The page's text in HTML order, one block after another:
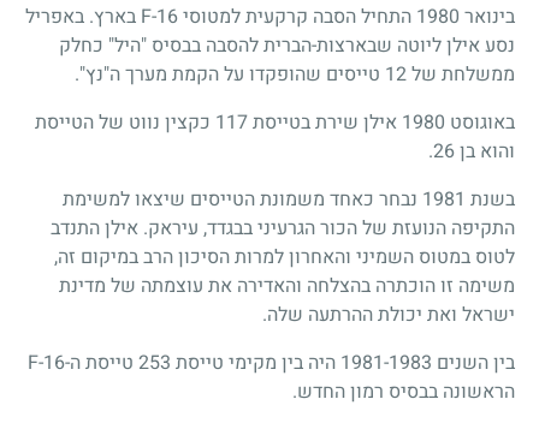
בינואר 1980 התחיל הסבה קרקעית למטוסי F-16 בארץ. באפריל
נסע אילן ליוטה שבארצות-הברית להסבה בבסיס "היל" כחלק
ממשלחת של 12 טייסים שהופקדו על הקמת מערך ה"נץ".
באוגוסט 1980 אילן שירת בטייסת 117 כקצין נווט של הטייסת
והוא בן 26.
בשנת 1981 נבחר כאחד משמונת הטייסים שיצאו למשימת
התקיפה הנועזת של הכור הגרעיני בבגדד, עיראק. אילן התנדב
לטוס במטוס השמיני והאחרון למרות הסיכון הרב במיקום זה,
משימה זו הוכתרה בהצלחה והאדירה את עוצמתה של מדינת
ישראל ואת יכולת ההרתעה שלה.
בין השנים 1981-1983 היה בין מקימי טייסת 253 טייסת ה-F-16
הראשונה בבסיס רמון החדש.